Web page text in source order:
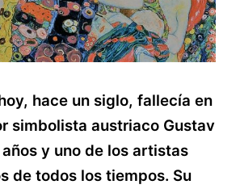
hace un siglo, fallecía en
simbolista austriaco Gustav
y uno de los artistas
de todos los tiempos. Su